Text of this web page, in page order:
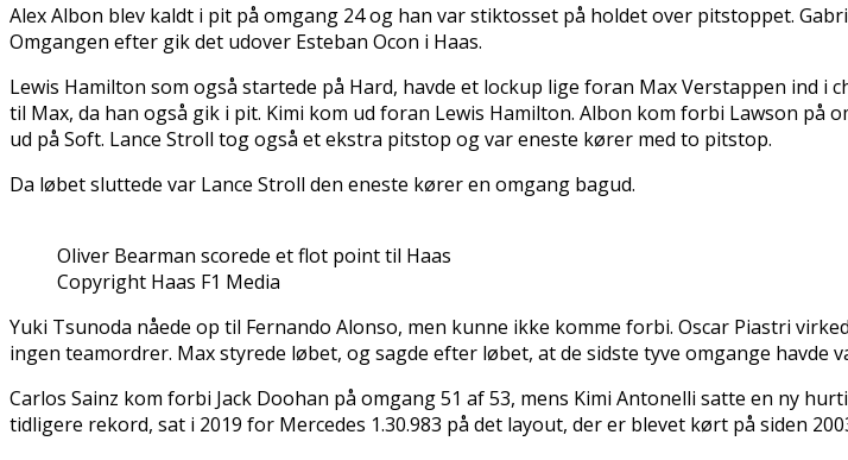
Alex Albon blev kaldt i pit på omgang 24 og han var stiktosset på holdet over pitstoppet.
Omgangen efter gik det udover Esteban Ocon i Haas.
Lewis Hamilton som også startede på Hard, havde et lockup lige foran Max Verstappen ind
til Max, da han også gik i pit. Kimi kom ud foran Lewis Hamilton. Albon kom forbi Lawson på
ud på Soft. Lance Stroll tog også et ekstra pitstop og var eneste kører med to pitstop.
Da løbet sluttede var Lance Stroll den eneste kører en omgang bagud.
Oliver Bearman scorede et flot point til Haas
Copyright Haas F1 Media
Yuki Tsunoda nåede op til Fernando Alonso, men kunne ikke komme forbi. Oscar Piastri
ingen teamordrer. Max styrede løbet, og sagde efter løbet, at de sidste tyve omgange havde
Carlos Sainz kom forbi Jack Doohan på omgang 51 af 53, mens Kimi Antonelli satte en ny
tidligere rekord, sat i 2019 for Mercedes 1.30.983 på det layout, der er blevet kørt på siden